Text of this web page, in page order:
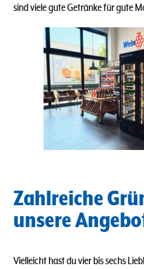
sind viele gute Getränke für gute
Zahlreiche
unsere
Vielleicht hast du vier bis sechs